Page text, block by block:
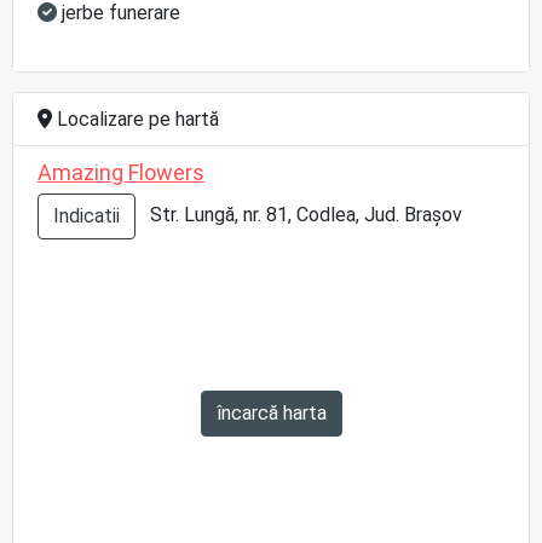
jerbe funerare
Localizare pe hartă
Amazing Flowers
Indicatii Str. Lungă, nr. 81, Codlea, Jud. Brașov
încarcă harta